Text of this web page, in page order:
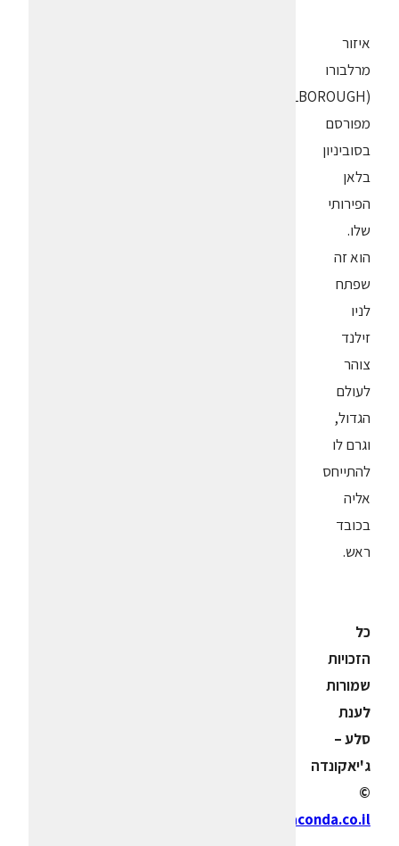
איזור
מרלבורו
מפורסם
בסוביניון
בלאן
הפירותי
שלו.
הוא זה
שפתח
לניו
זילנד
צוהר
לעולם
הגדול,
וגרם לו
להתייחס
אליה
בכובד
ראש.
כל
הזכויות
שמורות
לענת
סלע –
ג'יאקונדה
©
www.giaconda.co.il